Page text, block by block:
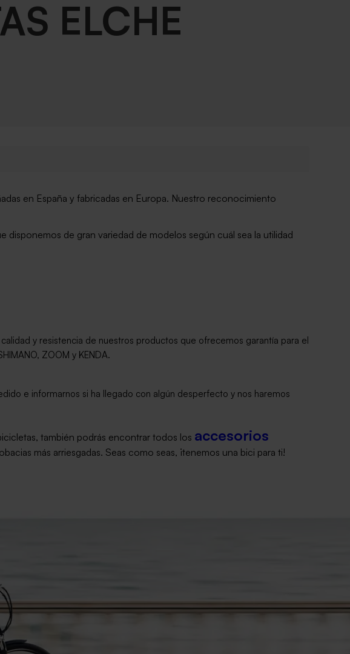
ELCHE
en España y fabricadas en Europa. Nuestro reconocimiento
disponemos de gran variedad de modelos según cuál sea la utilidad
y resistencia de nuestros productos que ofrecemos garantía para el
ZOOM y KENDA.
e informarnos si ha llegado con algún desperfecto y nos haremos
también podrás encontrar todos los accesorios
más arriesgadas. Seas como seas, ¡tenemos una bici para ti!